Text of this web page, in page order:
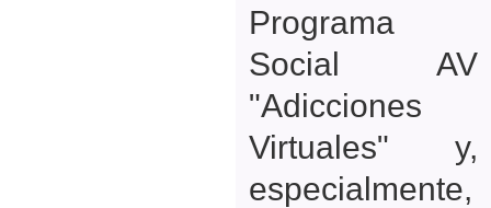
Programa
Social AV
"Adicciones
Virtuales" y,
especialmente,